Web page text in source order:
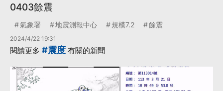
0403餘震
氣象署 地震測報中心 規模7.2 餘震
2024/4/22 19:31
閱讀更多 #震度 有關的新聞